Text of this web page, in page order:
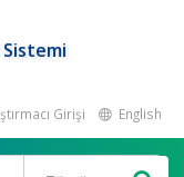
Girişi English